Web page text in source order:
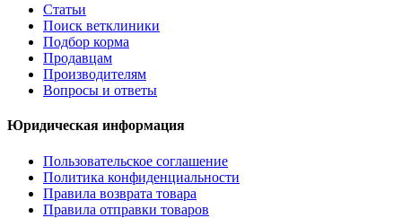
Статьи
Поиск ветклиники
Подбор корма
Продавцам
Производителям
Вопросы и ответы
Юридическая информация
Пользовательское соглашение
Политика конфиденциальности
Правила возврата товара
Правила отправки товаров